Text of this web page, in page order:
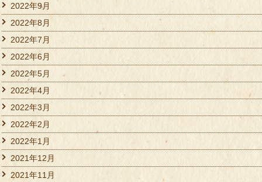
2022年9月
2022年8月
2022年7月
2022年6月
2022年5月
2022年4月
2022年3月
2022年2月
2022年1月
2021年12月
2021年11月